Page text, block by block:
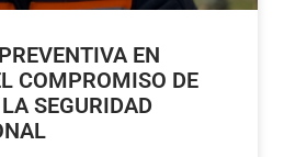
EN
COMPROMISO DE
SEGURIDAD